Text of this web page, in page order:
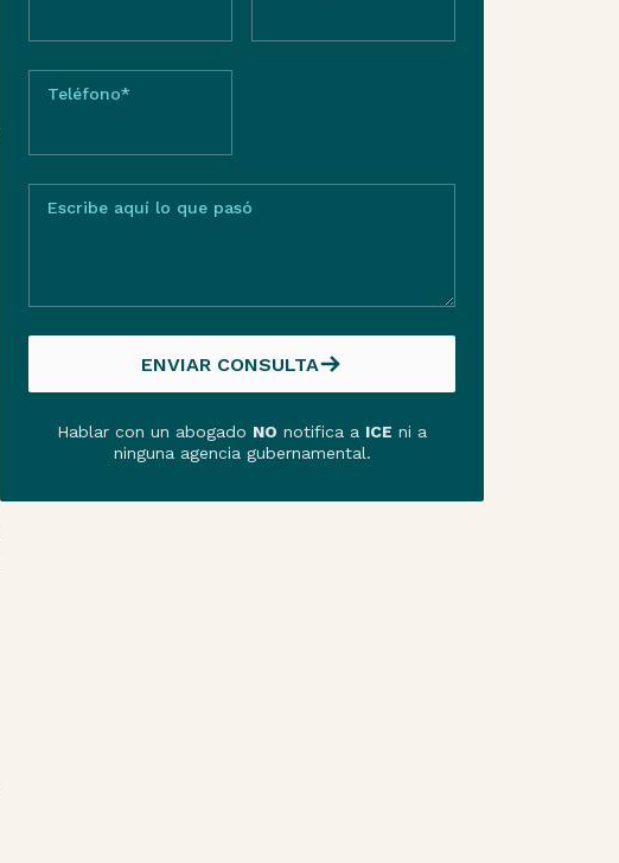
Teléfono*
Escribe aquí lo que pasó
ENVIAR CONSULTA
Hablar con un abogado NO notifica a ICE ni a
ninguna agencia gubernamental.